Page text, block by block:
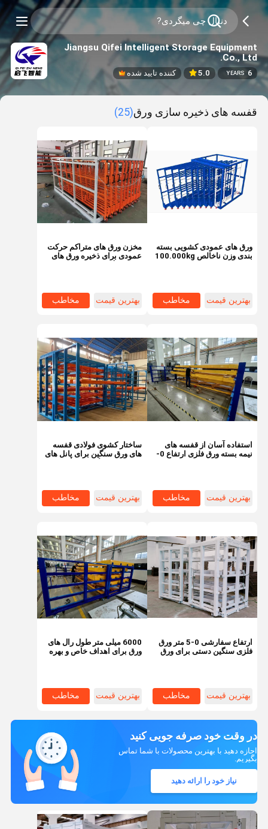
Jiangsu Qifei Intelligent Storage Equipment
Co., Ltd.
6
YEARS
5.0 کننده تایید شده
قفسه های ذخیره سازی ورق(25)
مخزن ورق های متراکم حرکت
عمودی برای ذخیره ورق های
بهترین قیمت مخاطب
ورق های عمودی کشویی بسته
بندی وزن ناخالص 100.000kg
بهترین قیمت مخاطب
ساختار کشوی فولادی قفسه
های ورق سنگین برای پانل های
بهترین قیمت مخاطب
استفاده آسان از قفسه های
نیمه بسته ورق فلزی ارتفاع 0-
بهترین قیمت مخاطب
6000 میلی متر طول رال های
ورق برای اهداف خاص و بهره
بهترین قیمت مخاطب
ارتفاع سفارشی 0-5 متر ورق
فلزی سنگین دستی برای ورق
بهترین قیمت مخاطب
در وقت خود صرفه جویی کنید
اجازه دهید با بهترین محصولات با شما تماس
بگیریم.
نیاز خود را ارائه دهید